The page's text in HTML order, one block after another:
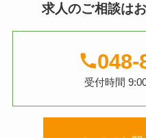
求人のご相談は
048-
受付時間 9:00